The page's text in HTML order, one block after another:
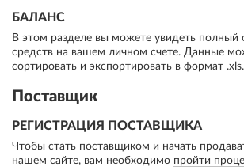
БАЛАНС
В этом разделе вы можете увидеть полный
средств на вашем личном счете. Данные
сортировать и экспортировать в формат .xls.
Поставщик
РЕГИСТРАЦИЯ ПОСТАВЩИКА
Чтобы стать поставщиком и начать
нашем сайте, вам необходимо пройти